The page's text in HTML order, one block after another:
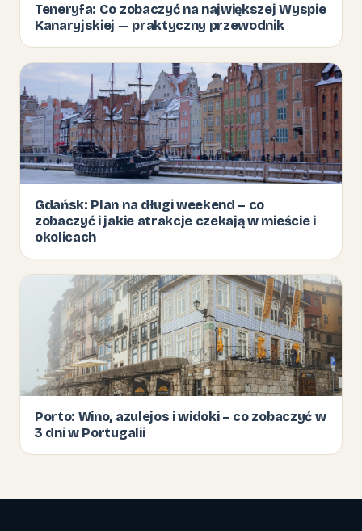
Teneryfa: Co zobaczyć na największej Wyspie
Kanaryjskiej — praktyczny przewodnik
Gdańsk: Plan na długi weekend – co
zobaczyć i jakie atrakcje czekają w mieście i
okolicach
Porto: Wino, azulejos i widoki – co zobaczyć w
3 dni w Portugalii